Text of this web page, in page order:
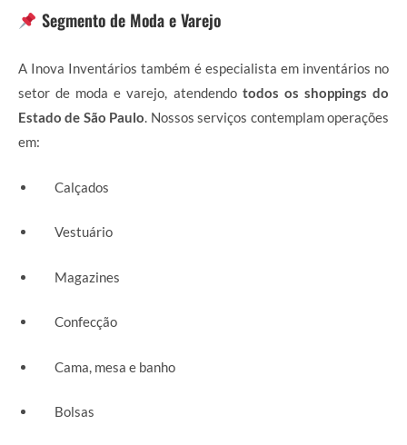
Segmento de Moda e Varejo
A Inova Inventários também é especialista em inventários no
setor de moda e varejo, atendendo todos os shoppings do
Estado de São Paulo. Nossos serviços contemplam operações
em:
Calçados
Vestuário
Magazines
Confecção
Cama, mesa e banho
Bolsas